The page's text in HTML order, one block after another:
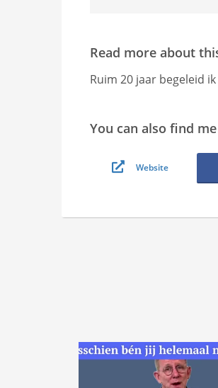
Read more about
Ruim 20 jaar begeleid
You can also find
Website